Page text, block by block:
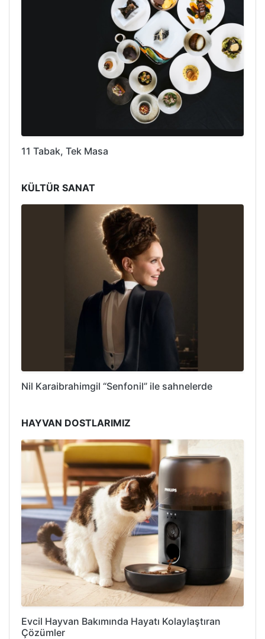
11 Tabak, Tek Masa
KÜLTÜR SANAT
Nil Karaibrahimgil “Senfonil” ile sahnelerde
HAYVAN DOSTLARIMIZ
Evcil Hayvan Bakımında Hayatı Kolaylaştıran
Çözümler